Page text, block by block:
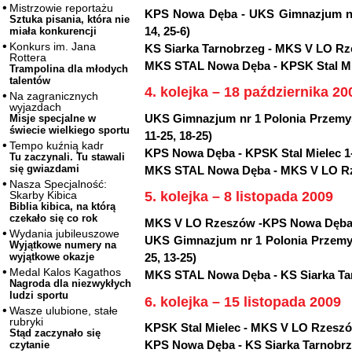
Mistrzowie reportażu
Sztuka pisania, która nie
miała konkurencji
Konkurs im. Jana
Rottera
Trampolina dla młodych
talentów
Na zagranicznych
wyjazdach
Misje specjalne w
świecie wielkiego sportu
Tempo kuźnią kadr
Tu zaczynali. Tu stawali
się gwiazdami
Nasza Specjalność:
Skarby Kibica
Biblia kibica, na którą
czekało się co rok
Wydania jubileuszowe
Wyjątkowe numery na
wyjątkowe okazje
Medal Kalos Kagathos
Nagroda dla niezwykłych
ludzi sportu
Wasze ulubione, stałe
rubryki
Stąd zaczynało się
czytanie
KPS Nowa Dęba - UKS Gimnazjum
14, 25-6)
KS Siarka Tarnobrzeg - MKS V LO
MKS STAL Nowa Dęba - KPSK Stal
4. kolejka – 18 października
UKS Gimnazjum nr 1 Polonia
11-25, 18-25)
KPS Nowa Dęba - KPSK Stal Mielec
MKS STAL Nowa Dęba - MKS V LO
5. kolejka – 8 listopada 2009
MKS V LO Rzeszów -KPS Nowa
UKS Gimnazjum nr 1 Polonia
25, 13-25)
MKS STAL Nowa Dęba - KS Siarka
6. kolejka – 15 listopada 2009
KPSK Stal Mielec - MKS V LO
KPS Nowa Dęba - KS Siarka